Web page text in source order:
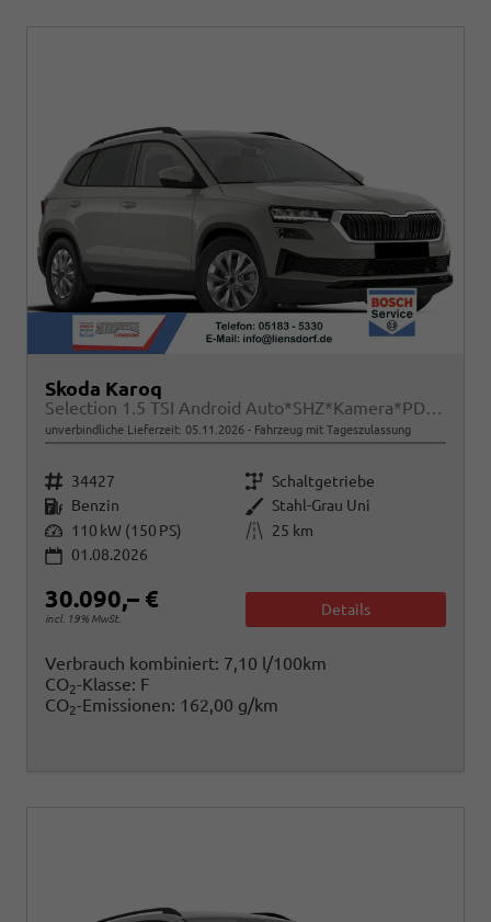
Skoda Karoq
Selection 1.5 TSI Android Auto*SHZ*Kamera*PDC v/h*Klimaauto*SUNSET*LED
unverbindliche Lieferzeit: 05.11.2026 Fahrzeug mit Tageszulassung
Fahrzeugnr. 34427 Getriebe Schaltgetriebe
Kraftstoff Benzin Außenfarbe Stahl-Grau Uni
Leistung 110 kW (150 PS) Kilometerstand
25 km
01.08.2026
30.090,– €
incl. 19% MwSt.
Details
Verbrauch kombiniert: 7,10 l/100km
CO2-Klasse: F
CO2-Emissionen: 162,00 g/km